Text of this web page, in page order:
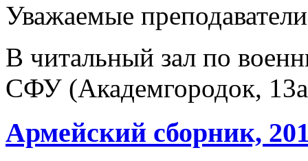
Уважаемые
В читальный зал по
СФУ (Академгородок,
Армейский сборник,